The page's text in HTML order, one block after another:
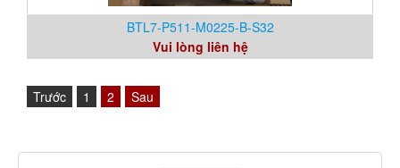
BTL7-P511-M0225-B-S32
Vui lòng liên hệ
Trước 1 2 Sau